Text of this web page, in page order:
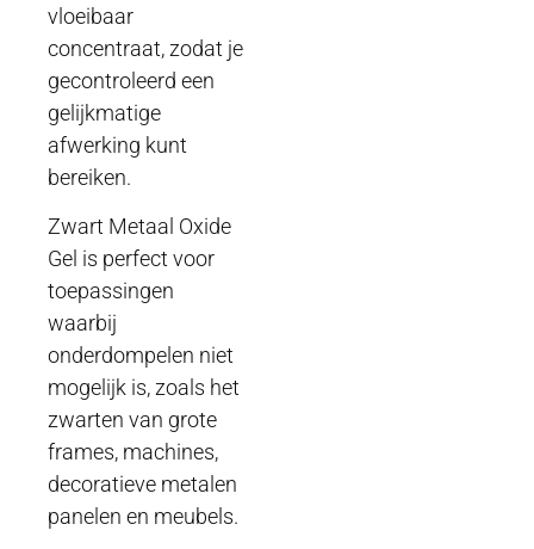
vloeibaar
concentraat, zodat je
gecontroleerd een
gelijkmatige
afwerking kunt
bereiken.
Zwart Metaal Oxide
Gel is perfect voor
toepassingen
waarbij
onderdompelen niet
mogelijk is, zoals het
zwarten van grote
frames, machines,
decoratieve metalen
panelen en meubels.